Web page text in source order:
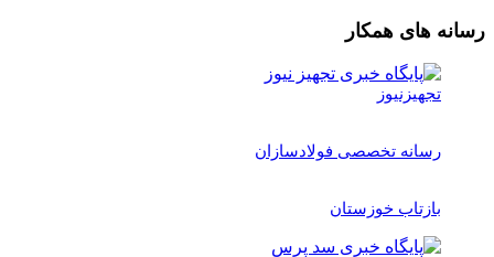
رسانه های همکار
تجهیزنیوز
رسانه تخصصی فولادسازان
بازتاب خوزستان